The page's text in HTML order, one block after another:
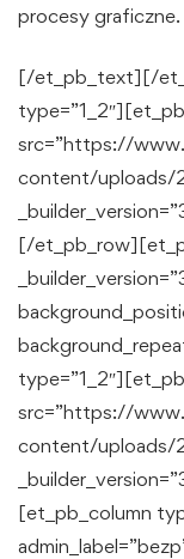
procesy graficzne.
[/et_pb_text][/
src=”https://
content/uploads/
[/
src=”https://
content/uploads/
[et_pb_column